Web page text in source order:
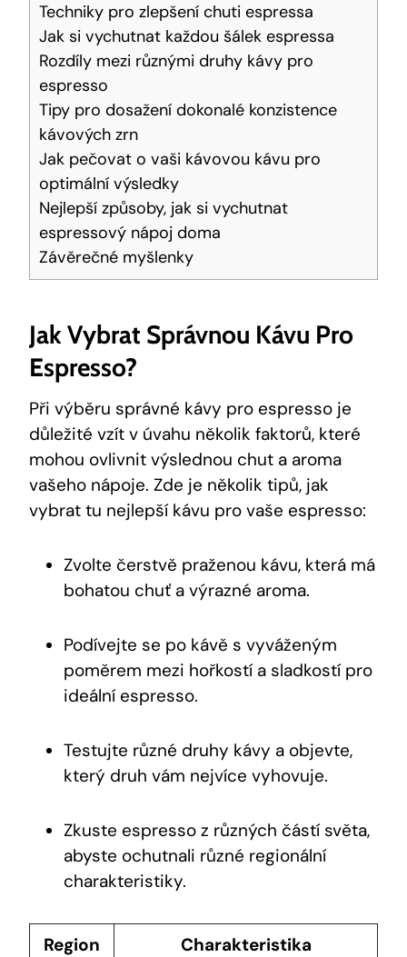
Techniky pro zlepšení chuti espressa
Jak si vychutnat každou šálek espressa
Rozdíly mezi různými druhy kávy pro
espresso
Tipy pro dosažení dokonalé konzistence
kávových zrn
Jak pečovat o vaši kávovou kávu pro
optimální výsledky
Nejlepší způsoby, jak si vychutnat
espressový nápoj doma
Závěrečné myšlenky
Jak Vybrat Správnou Kávu Pro
Espresso?
Při výběru správné kávy pro espresso je
důležité vzít v úvahu několik faktorů, které
mohou ovlivnit výslednou chut a aroma
vašeho nápoje. Zde je několik tipů, jak
vybrat tu nejlepší kávu pro vaše espresso:
Zvolte čerstvě praženou kávu, která má
bohatou chuť a výrazné aroma.
Podívejte se po kávě s vyváženým
poměrem mezi hořkostí a sladkostí pro
ideální espresso.
Testujte různé druhy kávy a objevte,
který druh vám nejvíce vyhovuje.
Zkuste espresso z různých částí světa,
abyste ochutnali různé regionální
charakteristiky.
Region Charakteristika